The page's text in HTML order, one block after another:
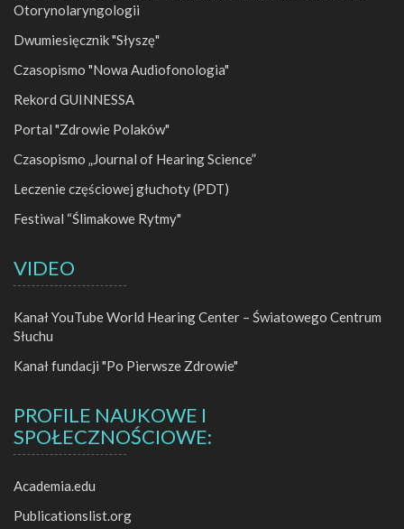
Otorynolaryngologii
Dwumiesięcznik "Słyszę"
Czasopismo "Nowa Audiofonologia"
Rekord GUINNESSA
Portal "Zdrowie Polaków"
Czasopismo „Journal of Hearing Science”
Leczenie częściowej głuchoty (PDT)
Festiwal “Ślimakowe Rytmy"
VIDEO
Kanał YouTube World Hearing Center – Światowego Centrum
Słuchu
Kanał fundacji "Po Pierwsze Zdrowie"
PROFILE NAUKOWE I
SPOŁECZNOŚCIOWE:
Academia.edu
Publicationslist.org